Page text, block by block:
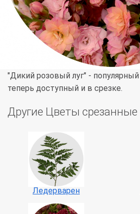
"Дикий розовый луг" - популярный
теперь доступный и в срезке.
Другие Цветы срезанные
Ледерварен